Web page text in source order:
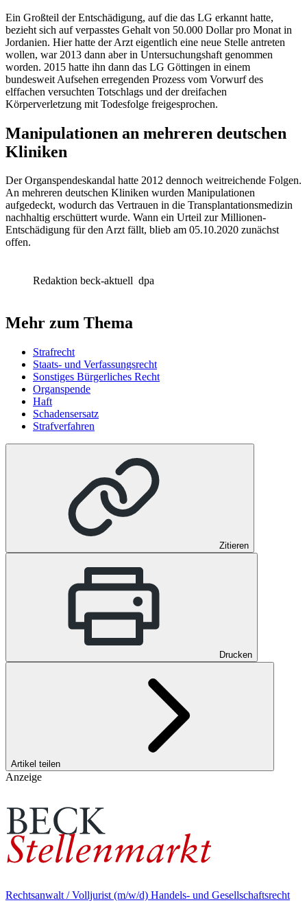
Ein Großteil der Entschädigung, auf die das LG erkannt hatte,
bezieht sich auf verpasstes Gehalt von 50.000 Dollar pro Monat in
Jordanien. Hier hatte der Arzt eigentlich eine neue Stelle antreten
wollen, war 2013 dann aber in Untersuchungshaft genommen
worden. 2015 hatte ihn dann das LG Göttingen in einem
bundesweit Aufsehen erregenden Prozess vom Vorwurf des
elffachen versuchten Totschlags und der dreifachen
Körperverletzung mit Todesfolge freigesprochen.
Manipulationen an mehreren deutschen
Kliniken
Der Organspendeskandal hatte 2012 dennoch weitreichende Folgen.
An mehreren deutschen Kliniken wurden Manipulationen
aufgedeckt, wodurch das Vertrauen in die Transplantationsmedizin
nachhaltig erschüttert wurde. Wann ein Urteil zur Millionen-
Entschädigung für den Arzt fällt, blieb am 05.10.2020 zunächst
offen.
Redaktion beck-aktuell dpa
Mehr zum Thema
Strafrecht
Staats- und Verfassungsrecht
Sonstiges Bürgerliches Recht
Organspende
Haft
Schadensersatz
Strafverfahren
Zitieren
Drucken
Artikel teilen
Anzeige
Rechtsanwalt / Volljurist (m/w/d) Handels- und Gesellschaftsrecht